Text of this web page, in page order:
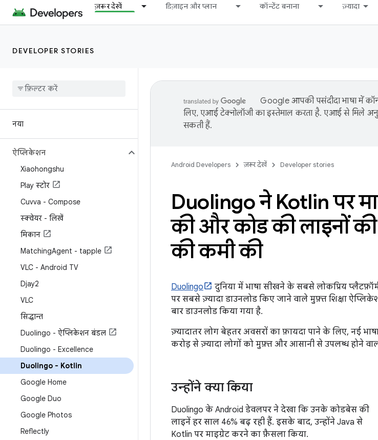
ज़रूर देखें डिज़ाइन और प्लान कॉन्टेंट बनाना ज़्यादा
DEVELOPER STORIES
नया
ऐप्लिकेशन
Xiaohongshu
Play स्टोर
Cuvva - Compose
स्क्वेयर - लिखें
मिकान
MatchingAgent - tapple
VLC - Android TV
Djay2
VLC
सिद्धान्त
Duolingo - ऐप्लिकेशन बंडल
Duolingo - Excellence
Duolingo - Kotlin
Google Home
Google Duo
Google Photos
Reflectly
Google आपकी पसंदीदा भाषा में
लिए, एआई टेक्नोलॉजी का इस्तेमाल करता है. एआई से मिले
सकती हैं.
Android Developers ज़रूर देखें Developer stories
Duolingo ने Kotlin पर
की और कोड की लाइनों
की कमी की
Duolingo
दुनिया में भाषा सीखने के सबसे लोकप्रिय
पर सबसे ज़्यादा डाउनलोड किए जाने वाले मुफ़्त शिक्षा
बार डाउनलोड किया गया है.
ज़्यादातर लोग बेहतर अवसरों का फ़ायदा पाने के लिए, नई
करोड़ से ज़्यादा लोगों को मुफ़्त और आसानी से उपलब्ध होने वाली
उन्होंने क्या किया
Duolingo के Android डेवलपर ने देखा कि उनके कोडबेस की
लाइनें हर साल 46% बढ़ रही हैं. इसके बाद, उन्होंने Java से
Kotlin पर माइग्रेट करने का फ़ैसला किया.